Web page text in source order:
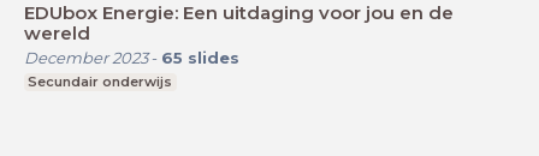
EDUbox Energie: Een uitdaging voor jou en de
wereld
December 2023- 65 slides
Secundair onderwijs